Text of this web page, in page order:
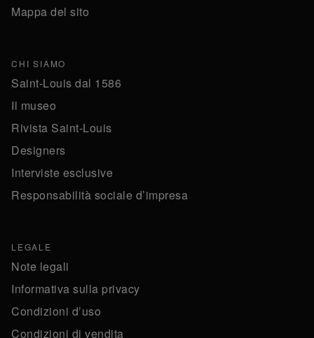
Mappa del sito
CHI SIAMO
Saint-Louis dal 1586
Il museo
Rivista Saint-Louis
Designers
Interviste esclusive
Responsabilità sociale d’impresa
LEGALE
Note legali
Informativa sulla privacy
Condizioni d’uso
Condizioni di vendita